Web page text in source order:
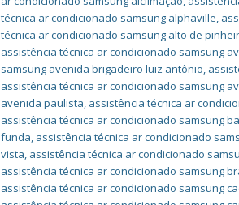
técnica ar condicionado samsung alphaville,
técnica ar condicionado samsung alto de
assistência técnica ar condicionado samsung
samsung avenida brigadeiro luiz antônio,
assistência técnica ar condicionado samsung
avenida paulista, assistência técnica ar
assistência técnica ar condicionado samsung
funda, assistência técnica ar condicionado
vista, assistência técnica ar condicionado
assistência técnica ar condicionado samsung
assistência técnica ar condicionado samsung